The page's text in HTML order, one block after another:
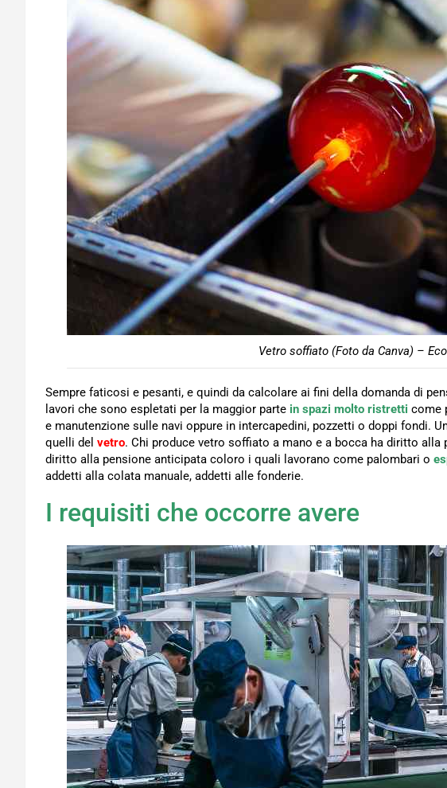
Vetro soffiato (Foto da Canva) –
Sempre faticosi e pesanti, e quindi da calcolare ai fini della domanda di
lavori che sono espletati per la maggior parte in spazi molto ristretti come
e manutenzione sulle navi oppure in intercapedini, pozzetti o doppi fondi.
quelli del vetro. Chi produce vetro soffiato a mano e a bocca ha diritto alla
diritto alla pensione anticipata coloro i quali lavorano come palombari o
addetti alla colata manuale, addetti alle fonderie.
I requisiti che occorre avere